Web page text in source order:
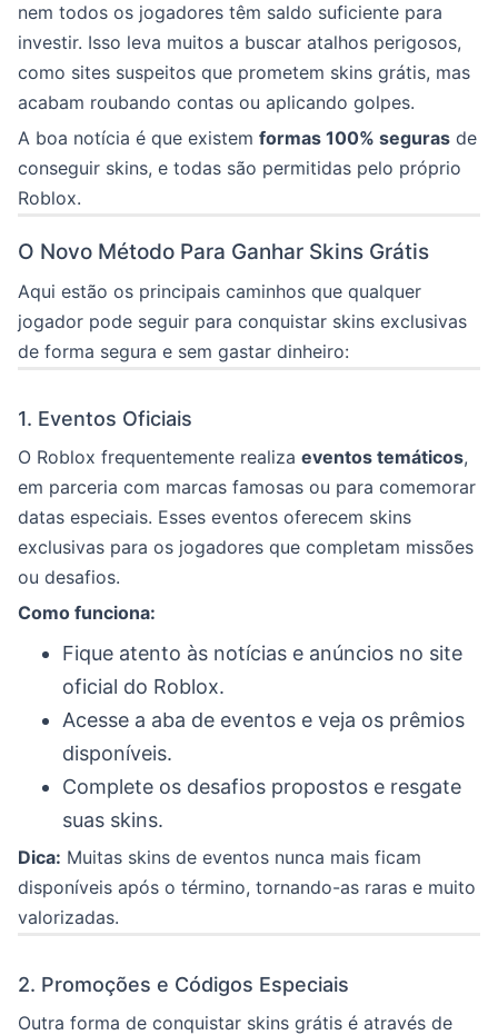
nem todos os jogadores têm saldo suficiente para
investir. Isso leva muitos a buscar atalhos perigosos,
como sites suspeitos que prometem skins grátis, mas
acabam roubando contas ou aplicando golpes.
A boa notícia é que existem formas 100% seguras de
conseguir skins, e todas são permitidas pelo próprio
Roblox.
O Novo Método Para Ganhar Skins Grátis
Aqui estão os principais caminhos que qualquer
jogador pode seguir para conquistar skins exclusivas
de forma segura e sem gastar dinheiro:
1. Eventos Oficiais
O Roblox frequentemente realiza eventos temáticos,
em parceria com marcas famosas ou para comemorar
datas especiais. Esses eventos oferecem skins
exclusivas para os jogadores que completam missões
ou desafios.
Como funciona:
Fique atento às notícias e anúncios no site
oficial do Roblox.
Acesse a aba de eventos e veja os prêmios
disponíveis.
Complete os desafios propostos e resgate
suas skins.
Dica: Muitas skins de eventos nunca mais ficam
disponíveis após o término, tornando-as raras e muito
valorizadas.
2. Promoções e Códigos Especiais
Outra forma de conquistar skins grátis é através de